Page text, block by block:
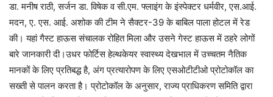
डा. मनीष राठी, सर्जन डा. विषेक व सी.एम. फ्लाइंग के इंस्पेक्टर धर्मवीर, एस.आई.
मदन, ए. एस. आई. अशोक की टीम ने सैक्टर-39 के बाबिल पाला होटल में रेड
की। यहां गैस्ट हाऊस संचालक रोहित मिला और उसने गेस्ट हाऊस में ठहरे लोगों
बारे जानकारी दी।उधर फोर्टिस हेल्थकेयर स्वास्थ्य देखभाल में उच्चतम नैतिक
मानकों के लिए प्रतिबद्ध है, अंग प्रत्यारोपण के लिए एसओटीटीओ प्रोटोकॉल का
सख्ती से पालन करता है। प्रोटोकॉल के अनुसार, राज्य प्राधिकरण समिति द्वारा